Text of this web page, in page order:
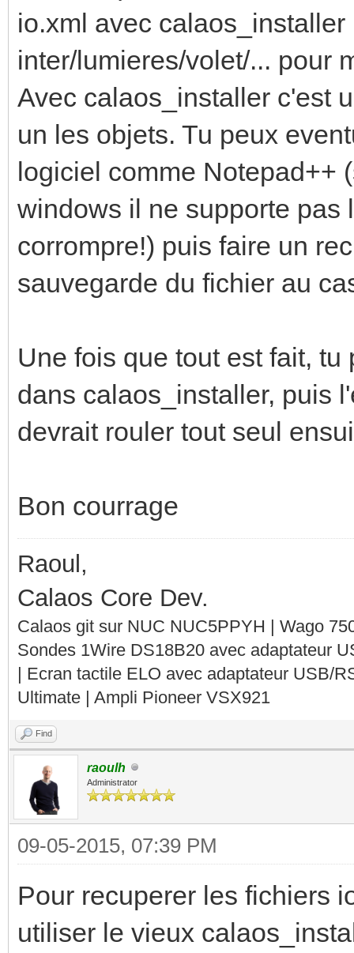
io.xml avec
inter/lumieres/volet/... pour
Avec calaos_installer c'est
un les objets. Tu peux
logiciel comme Notepad++
windows il ne supporte pas
corrompre!) puis faire un
sauvegarde du fichier au
Une fois que tout est fait,
dans calaos_installer, puis
devrait rouler tout seul
Bon courrage
Raoul,
Calaos Core Dev.
Calaos git sur NUC NUC5PPYH | Wago
Sondes 1Wire DS18B20 avec adaptateur
| Ecran tactile ELO avec adaptateur USB/
Ultimate | Ampli Pioneer VSX921
Find
raoulh
Administrator
09-05-2015, 07:39 PM
Pour recuperer les fichiers
utiliser le vieux